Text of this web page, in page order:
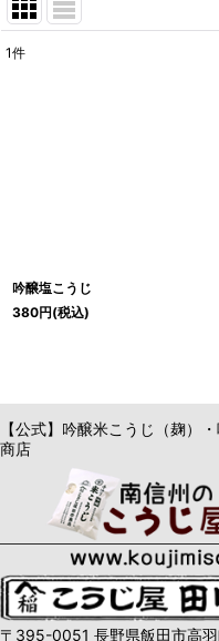
1件
吟醸塩こうじ
380円(税込)
【公式】吟醸米こうじ（麹）
商店
〒395-0051 長野県飯田市高